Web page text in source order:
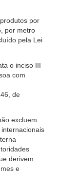
por
por metro
pela Lei
o inciso III
com
de
excluem
derivem
e